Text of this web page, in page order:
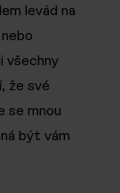
levád na
všechny
že své
se mnou
být vám